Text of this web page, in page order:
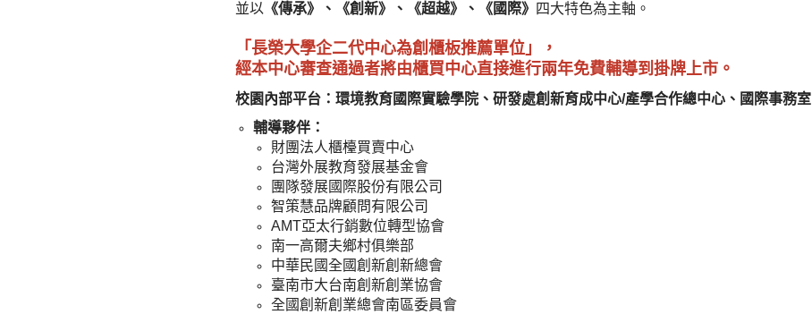
並以 《傳承》、《創新》、《超越》、《國際》 四大特色為主軸。
「長榮大學企二代中心為創櫃板推薦單位」，
經本中心審查通過者將由櫃買中心直接進行兩年免費輔導到掛牌上市。
校園內部平台： 環境教育國際實驗學院、研發處創新育成中心/產學合作總中心、國際事務室
輔導夥伴：
財團法人櫃檯買賣中心
台灣外展教育發展基金會
團隊發展國際股份有限公司
智策慧品牌顧問有限公司
AMT亞太行銷數位轉型協會
南一高爾夫鄉村俱樂部
中華民國全國創新創新總會
臺南市大台南創新創業協會
全國創新創業總會南區委員會